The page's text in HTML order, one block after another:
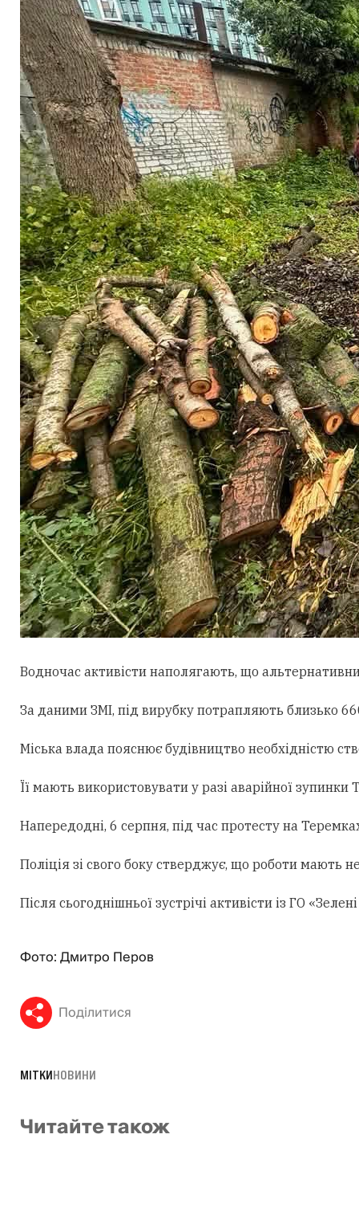
Водночас активісти наполягають, що
За даними ЗМІ, під вирубку потрапляють близько
Міська влада пояснює будівництво необхідністю
Її мають використовувати у разі аварійної
Напередодні, 6 серпня, під час протесту на
Поліція зі свого боку стверджує, що роботи мають
Після сьогоднішньої зустрічі активісти із ГО
Фото: Дмитро Перов
Поділитися
МІТКИНОВИНИ
Читайте також